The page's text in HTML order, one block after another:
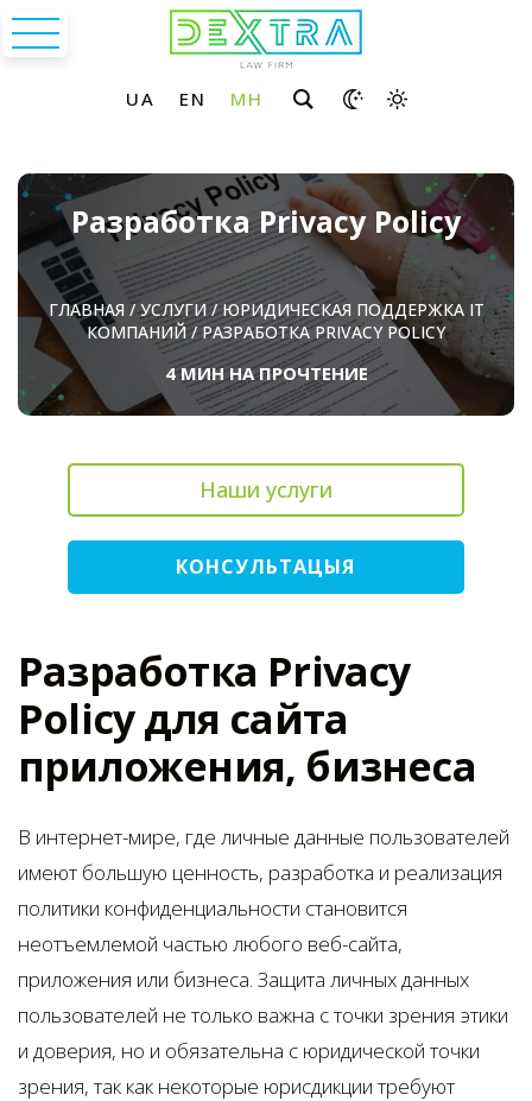
Разработка Privacy Policy
ГЛАВНАЯ/УСЛУГИ/ЮРИДИЧЕСКАЯ ПОДДЕРЖКА ІТ
КОМПАНИЙ/РАЗРАБОТКА PRIVACY POLICY
4 МИН НА ПРОЧТЕНИЕ
Наши услуги
КОНСУЛЬТАЦЫЯ
Разработка Privacy
Policy для сайта
приложения, бизнеса
В интернет-мире, где личные данные пользователей
имеют большую ценность, разработка и реализация
политики конфиденциальности становится
неотъемлемой частью любого веб-сайта,
приложения или бизнеса. Защита личных данных
пользователей не только важна с точки зрения этики
и доверия, но и обязательна с юридической точки
зрения, так как некоторые юрисдикции требуют